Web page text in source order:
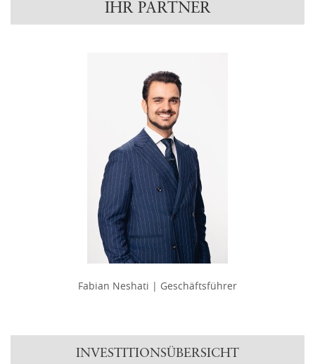
IHR PARTNER
Fabian Neshati | Geschäftsführer
INVESTITIONSÜBERSICHT